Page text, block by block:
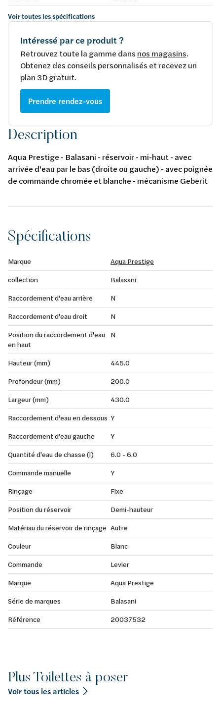
Voir toutes les spécifications
Intéressé par ce produit ?
Retrouvez toute la gamme dans nos magasins.
Obtenez des conseils personnalisés et recevez un
plan 3D gratuit.
Prendre rendez-vous
Description
Aqua Prestige - Balasani - réservoir - mi-haut - avec
arrivée d'eau par le bas (droite ou gauche) - avec poignée
de commande chromée et blanche - mécanisme Geberit
Spécifications
Marque
Aqua Prestige
collection
Balasani
Raccordement d'eau arrière
N
Raccordement d'eau droit
N
Position du raccordement d'eau
en haut
N
Hauteur (mm)
445.0
Profondeur (mm)
200.0
Largeur (mm)
430.0
Raccordement d'eau en dessous Y
Raccordement d'eau gauche
Y
Quantité d'eau de chasse (l)
6.0 - 6.0
Commande manuelle
Y
Rinçage
Fixe
Position du réservoir
Demi-hauteur
Matériau du réservoir de rinçage Autre
Couleur
Blanc
Commande
Levier
Marque
Aqua Prestige
Série de marques
Balasani
Référence
20037532
Plus Toilettes à poser
Voir tous les articles